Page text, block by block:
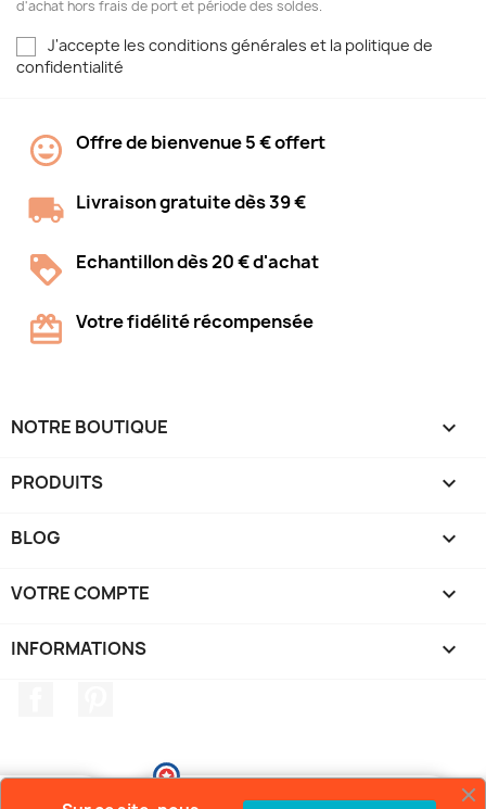
d'achat hors frais de port et période des soldes.
J'accepte les conditions générales et la politique de
confidentialité
Offre de bienvenue 5 € offert
Livraison gratuite dès 39 €
Echantillon dès 20 € d'achat
Votre fidélité récompensée
NOTRE BOUTIQUE 
PRODUITS 
BLOG 
VOTRE COMPTE 
INFORMATIONS keyboard_arrow_down